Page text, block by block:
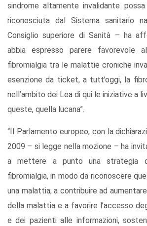
sindrome altamente invalidante
riconosciuta dal Sistema sanitario
Consiglio superiore di Sanità – ha
abbia espresso parere favorevole
fibromialgia tra le malattie croniche
esenzione da ticket, a tutt’oggi, la
nell’ambito dei Lea di qui le iniziative a
queste, quella lucana”.
“Il Parlamento europeo, con la
2009 – si legge nella mozione – ha
a mettere a punto una strategia
fibromialgia, in modo da riconoscere
una malattia; a contribuire ad
della malattia e a favorire l’accesso
e dei pazienti alle informazioni,